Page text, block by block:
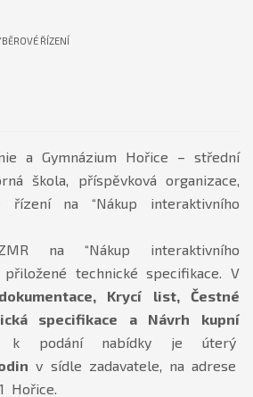
ŘÍZENÍ
a Gymnázium Hořice – střední
škola, příspěvková organizace,
řízení na “Nákup interaktivního
na “Nákup interaktivního
technické specifikace. V
Krycí list, Čestné
specifikace a Návrh kupní
k podání nabídky je úterý
v sídle zadavatele, na adrese
Hořice.